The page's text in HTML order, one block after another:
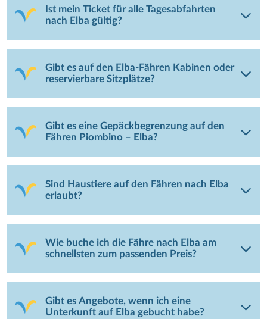
Ist mein Ticket für alle Tagesabfahrten
nach Elba gültig?
Gibt es auf den Elba-Fähren Kabinen oder
reservierbare Sitzplätze?
Gibt es eine Gepäckbegrenzung auf den
Fähren Piombino – Elba?
Sind Haustiere auf den Fähren nach Elba
erlaubt?
Wie buche ich die Fähre nach Elba am
schnellsten zum passenden Preis?
Gibt es Angebote, wenn ich eine
Unterkunft auf Elba gebucht habe?